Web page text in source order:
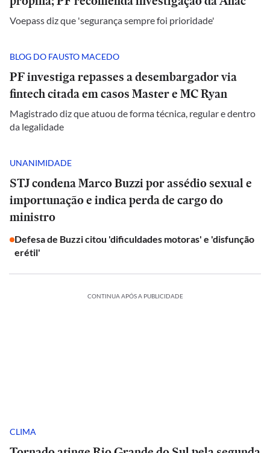
Voepass diz que 'segurança sempre foi prioridade'
BLOG DO FAUSTO MACEDO
PF investiga repasses a desembargador via
fintech citada em casos Master e MC Ryan
Magistrado diz que atuou de forma técnica, regular e dentro
da legalidade
UNANIMIDADE
STJ condena Marco Buzzi por assédio sexual e
importunação e indica perda de cargo do
ministro
Defesa de Buzzi citou 'dificuldades motoras' e 'disfunção
erétil'
CONTINUA APÓS A PUBLICIDADE
CLIMA